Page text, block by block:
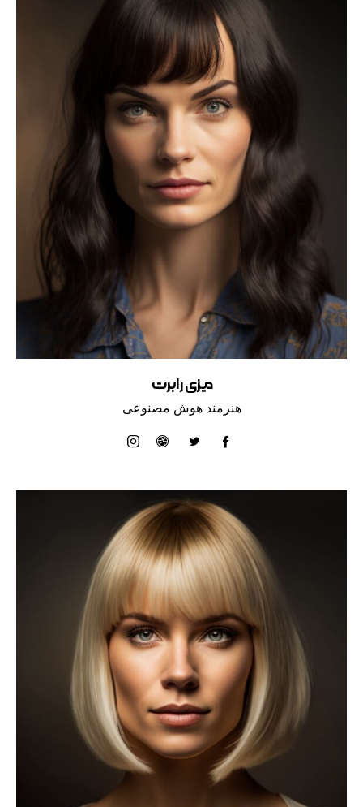
دیزی رابرت
هنرمند هوش مصنوعی